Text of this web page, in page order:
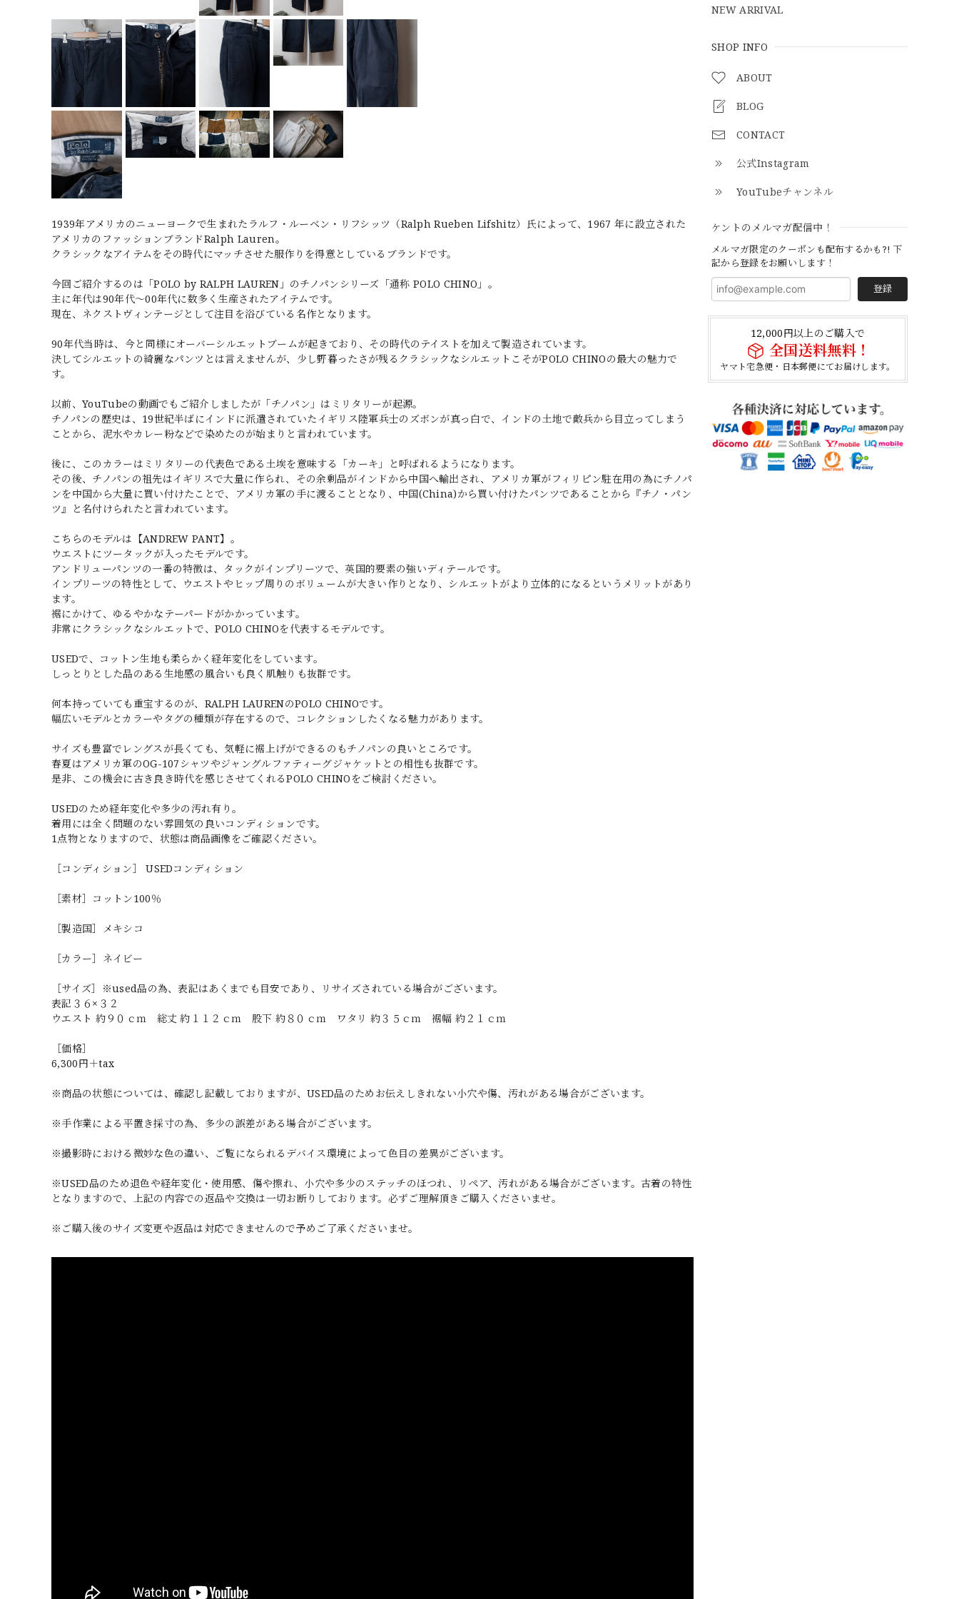
NEW ARRIVAL
SHOP INFO
ABOUT
BLOG
CONTACT
公式Instagram
YouTubeチャンネル
ケントのメルマガ配信中！
メルマガ限定のクーポンも配布するかも?! 下
記から登録をお願いします！
登録
12,000円以上のご購入で
全国送料無料！
ヤマト宅急便・日本郵便にてお届けします。
1939年アメリカのニューヨークで生まれたラルフ・ルーベン・リフシッツ（Ralph Rueben Lifshitz）氏によって、1967 年に設立された
アメリカのファッションブランドRalph Lauren。
クラシックなアイテムをその時代にマッチさせた服作りを得意としているブランドです。
今回ご紹介するのは「POLO by RALPH LAUREN」のチノパンシリーズ「通称 POLO CHINO」。
主に年代は90年代～00年代に数多く生産されたアイテムです。
現在、ネクストヴィンテージとして注目を浴びている名作となります。
90年代当時は、今と同様にオーバーシルエットブームが起きており、その時代のテイストを加えて製造されています。
決してシルエットの綺麗なパンツとは言えませんが、少し野暮ったさが残るクラシックなシルエットこそがPOLO CHINOの最大の魅力で
す。
以前、YouTubeの動画でもご紹介しましたが「チノパン」はミリタリーが起源。
チノパンの歴史は、19世紀半ばにインドに派遣されていたイギリス陸軍兵士のズボンが真っ白で、インドの土地で敵兵から目立ってしまう
ことから、泥水やカレー粉などで染めたのが始まりと言われています。
後に、このカラーはミリタリーの代表色である土埃を意味する「カーキ」と呼ばれるようになります。
その後、チノパンの祖先はイギリスで大量に作られ、その余剰品がインドから中国へ輸出され、アメリカ軍がフィリピン駐在用の為にチノパ
ンを中国から大量に買い付けたことで、アメリカ軍の手に渡ることとなり、中国(China)から買い付けたパンツであることから『チノ・パン
ツ』と名付けられたと言われています。
こちらのモデルは【ANDREW PANT】。
ウエストにツータックが入ったモデルです。
アンドリューパンツの一番の特徴は、タックがインプリーツで、英国的要素の強いディテールです。
インプリーツの特性として、ウエストやヒップ周りのボリュームが大きい作りとなり、シルエットがより立体的になるというメリットがあり
ます。
裾にかけて、ゆるやかなテーパードがかかっています。
非常にクラシックなシルエットで、POLO CHINOを代表するモデルです。
USEDで、コットン生地も柔らかく経年変化をしています。
しっとりとした品のある生地感の風合いも良く肌触りも抜群です。
何本持っていても重宝するのが、RALPH LAURENのPOLO CHINOです。
幅広いモデルとカラーやタグの種類が存在するので、コレクションしたくなる魅力があります。
サイズも豊富でレングスが長くても、気軽に裾上げができるのもチノパンの良いところです。
春夏はアメリカ軍のOG-107シャツやジャングルファティーグジャケットとの相性も抜群です。
是非、この機会に古き良き時代を感じさせてくれるPOLO CHINOをご検討ください。
USEDのため経年変化や多少の汚れ有り。
着用には全く問題のない雰囲気の良いコンディションです。
1点物となりますので、状態は商品画像をご確認ください。
［コンディション］ USEDコンディション
［素材］コットン100％
［製造国］メキシコ
［カラー］ネイビー
［サイズ］※used品の為、表記はあくまでも目安であり、リサイズされている場合がございます。
表記３６×３２
ウエスト 約９０ｃｍ 総丈 約１１２ｃｍ 股下 約８０ｃｍ ワタリ 約３５ｃｍ 裾幅 約２１ｃｍ
［価格］
6,300円＋tax
※商品の状態については、確認し記載しておりますが、USED品のためお伝えしきれない小穴や傷、汚れがある場合がございます。
※手作業による平置き採寸の為、多少の誤差がある場合がございます。
※撮影時における微妙な色の違い、ご覧になられるデバイス環境によって色目の差異がございます。
※USED品のため退色や経年変化・使用感、傷や擦れ、小穴や多少のステッチのほつれ、リペア、汚れがある場合がございます。古着の特性
となりますので、上記の内容での返品や交換は一切お断りしております。必ずご理解頂きご購入くださいませ。
※ご購入後のサイズ変更や返品は対応できませんので予めご了承くださいませ。